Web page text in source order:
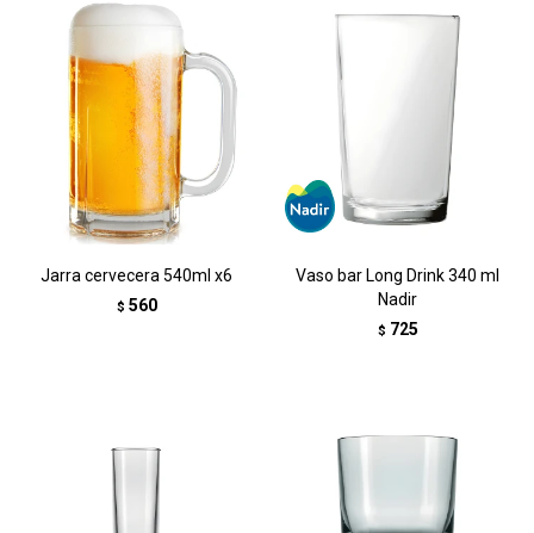
Jarra cervecera 540ml x6
$ 560
Vaso bar Long Drink 340 ml
Nadir
$ 725